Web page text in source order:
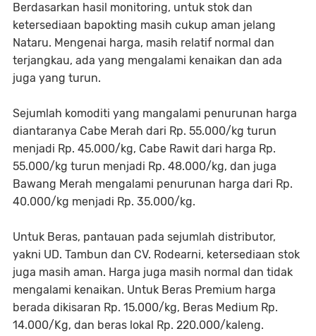
Berdasarkan hasil monitoring, untuk stok dan
ketersediaan bapokting masih cukup aman jelang
Nataru. Mengenai harga, masih relatif normal dan
terjangkau, ada yang mengalami kenaikan dan ada
juga yang turun.
Sejumlah komoditi yang mangalami penurunan harga
diantaranya Cabe Merah dari Rp. 55.000/kg turun
menjadi Rp. 45.000/kg, Cabe Rawit dari harga Rp.
55.000/kg turun menjadi Rp. 48.000/kg, dan juga
Bawang Merah mengalami penurunan harga dari Rp.
40.000/kg menjadi Rp. 35.000/kg.
Untuk Beras, pantauan pada sejumlah distributor,
yakni UD. Tambun dan CV. Rodearni, ketersediaan stok
juga masih aman. Harga juga masih normal dan tidak
mengalami kenaikan. Untuk Beras Premium harga
berada dikisaran Rp. 15.000/kg, Beras Medium Rp.
14.000/Kg, dan beras lokal Rp. 220.000/kaleng.